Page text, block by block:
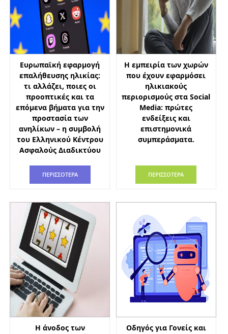
Ευρωπαϊκή εφαρμογή
επαλήθευσης ηλικίας:
τι αλλάζει, ποιες οι
προοπτικές και τα
επόμενα βήματα για την
προστασία των
ανηλίκων – η συμβολή
του Ελληνικού Κέντρου
Ασφαλούς Διαδικτύου
ΠΕΡΙΣΣΟΤΕΡΑ
Η εμπειρία των χωρών
που έχουν εφαρμόσει
ηλικιακούς
περιορισμούς στα Social
Media: πρώτες
ενδείξεις και
επιστημονικά
συμπεράσματα.
ΠΕΡΙΣΣΟΤΕΡΑ
Η άνοδος των
Οδηγός για Γονείς και